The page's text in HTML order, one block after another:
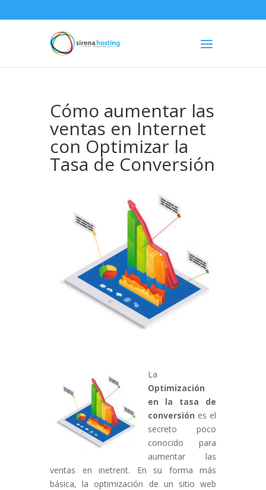
Cómo aumentar las
ventas en Internet
con Optimizar la
Tasa de Conversión
La
Optimización
en la tasa de
conversión es el
secreto poco
conocido para
aumentar las
ventas en inetrent. En su forma más
básica, la optimización de un sitio web